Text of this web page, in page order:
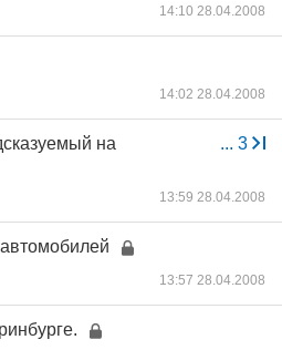
14:10 28.04.2008
14:02 28.04.2008
... 3
на
13:59 28.04.2008
13:57 28.04.2008